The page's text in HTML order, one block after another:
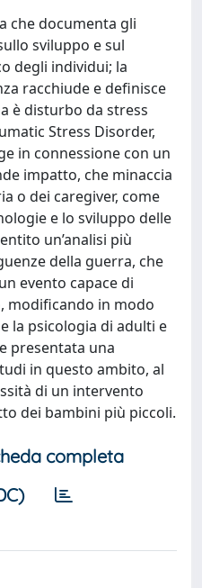
che documenta gli
sviluppo e sul
degli individui; la
racchiude e definisce
è disturbo da stress
Stress Disorder,
in connessione con un
impatto, che minaccia
o dei caregiver, come
e lo sviluppo delle
un’analisi più
della guerra, che
evento capace di
modificando in modo
la psicologia di adulti e
presentata una
in questo ambito, al
di un intervento
dei bambini più piccoli.
completa